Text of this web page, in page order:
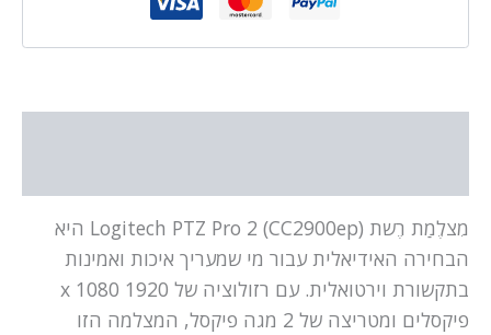
מִצלֶמַת רֶשת Logitech PTZ Pro 2 (CC2900ep) היא
הבחירה האידיאלית עבור מי שמעריך איכות ואמינות
בתקשורת וירטואלית. עם רזולוציה של 1920 x 1080
פיקסלים ומטריצה של 2 מגה פיקסל, המצלמה הזו